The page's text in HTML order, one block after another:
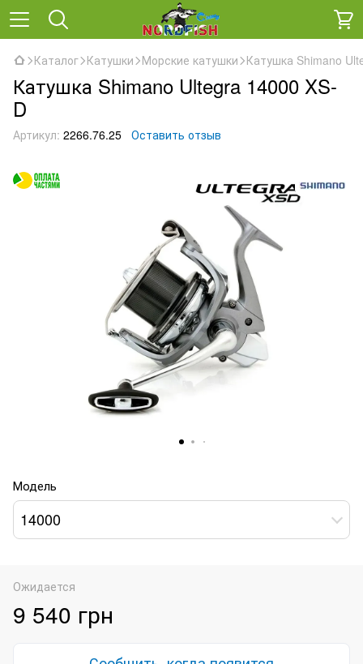
Каталог Катушки Морские катушки Катушка Shimano
Катушка Shimano Ultegra 14000 XS-
D
Артикул: 2266.76.25 Оставить отзыв
Модель
14000
Ожидается
9 540 грн